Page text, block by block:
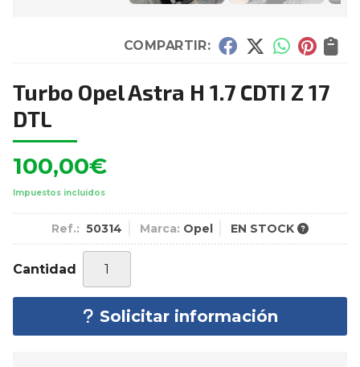
COMPARTIR:
Turbo Opel Astra H 1.7 CDTI Z 17
DTL
100,00€
Impuestos incluidos
Ref.: 50314 Marca: Opel EN STOCK
Cantidad
Solicitar información